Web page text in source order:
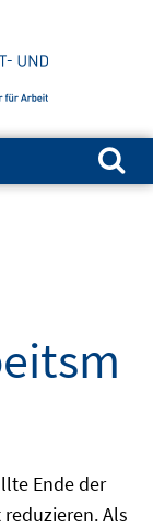
Suchen nach:
Ende der
Als